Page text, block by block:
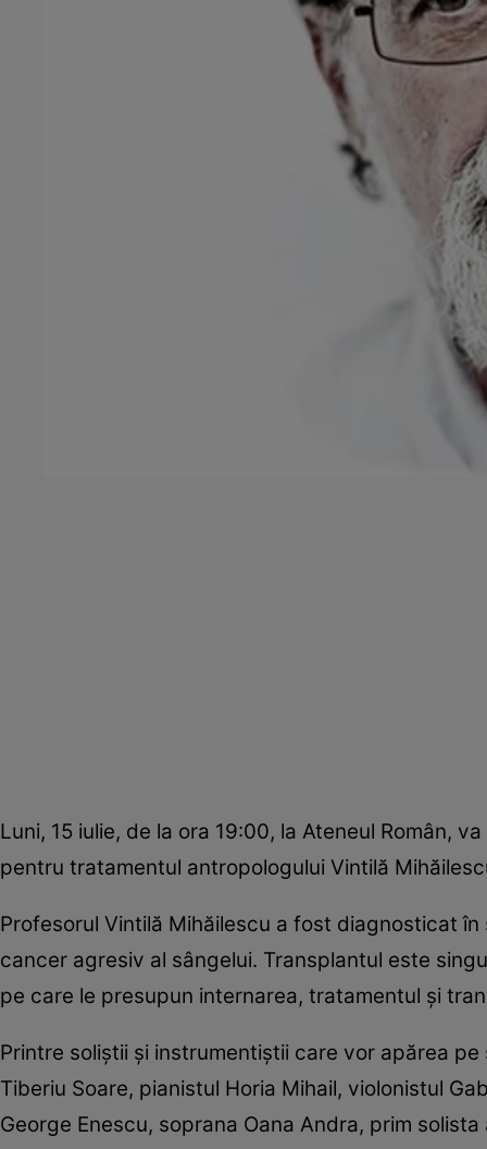
Luni, 15 iulie, de la ora 19:00, la Ateneul Român,
pentru tratamentul antropologului Vintilă
Profesorul Vintilă Mihăilescu a fost diagnosticat
cancer agresiv al sângelui. Transplantul este
pe care le presupun internarea, tratamentul şi
Printre soliştii şi instrumentiştii care vor apărea
Tiberiu Soare, pianistul Horia Mihail, violonistul
George Enescu, soprana Oana Andra, prim